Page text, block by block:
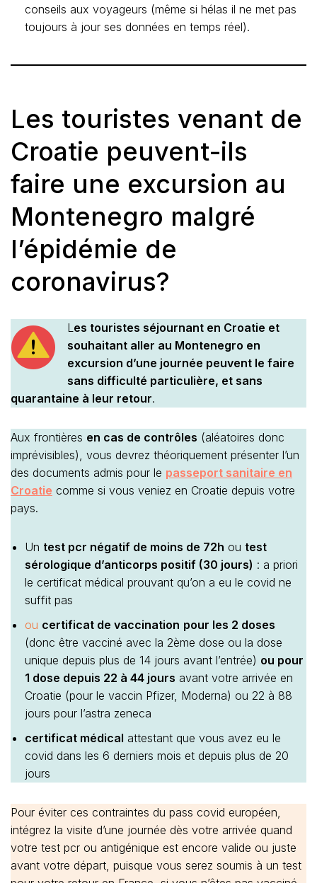
conseils aux voyageurs (même si hélas il ne met pas
toujours à jour ses données en temps réel).
Les touristes venant de
Croatie peuvent-ils
faire une excursion au
Montenegro malgré
l’épidémie de
coronavirus?
L es touristes séjournant en Croatie et
souhaitant aller au Montenegro en
excursion d’une journée peuvent le faire
sans difficulté particulière, et sans
quarantaine à leur retour.
Aux frontières en cas de contrôles (aléatoires donc
imprévisibles), vous devrez théoriquement présenter l’un
des documents admis pour le passeport sanitaire en
Croatie comme si vous veniez en Croatie depuis votre
pays.
Un test pcr négatif de moins de 72h ou test
sérologique d’anticorps positif (30 jours) : a priori
le certificat médical prouvant qu’on a eu le covid ne
suffit pas
ou certificat de vaccination pour les 2 doses
(donc être vacciné avec la 2ème dose ou la dose
unique depuis plus de 14 jours avant l’entrée) ou pour
1 dose depuis 22 à 44 jours avant votre arrivée en
Croatie (pour le vaccin Pfizer, Moderna) ou 22 à 88
jours pour l’astra zeneca
certificat médical attestant que vous avez eu le
covid dans les 6 derniers mois et depuis plus de 20
jours
Pour éviter ces contraintes du pass covid européen,
intégrez la visite d’une journée dès votre arrivée quand
votre test pcr ou antigénique est encore valide ou juste
avant votre départ, puisque vous serez soumis à un test